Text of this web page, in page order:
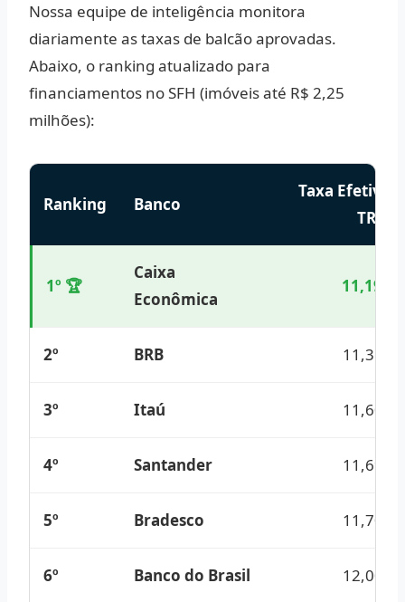
Nossa equipe de inteligência monitora
diariamente as taxas de balcão aprovadas.
Abaixo, o ranking atualizado para
financiamentos no SFH (imóveis até R$ 2,25
milhões):
Ranking Banco
Taxa Efetiva
TR)
1º 🏆
Caixa
Econômica
11,19%
2º BRB 11,36%
3º Itaú 11,60%
4º Santander 11,69%
5º Bradesco 11,70%
6º Banco do Brasil 12,00%